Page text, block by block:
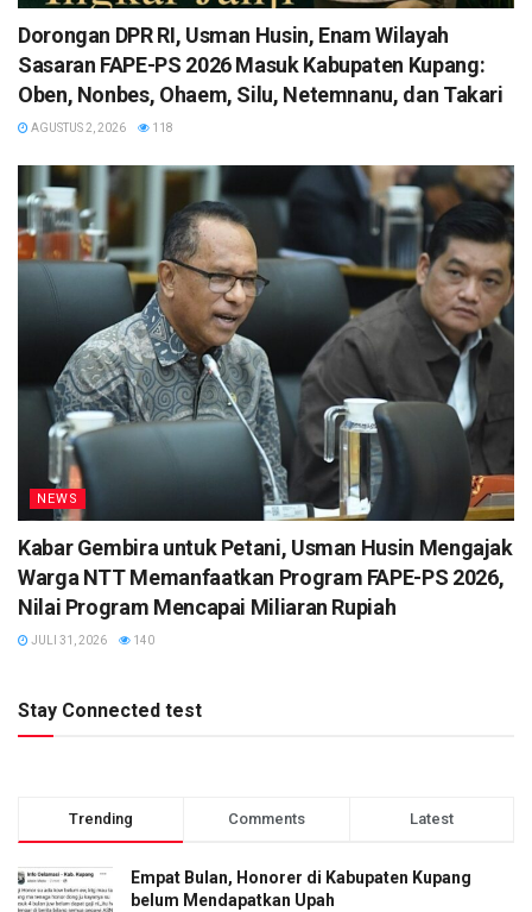
Dorongan DPR RI, Usman Husin, Enam Wilayah
Sasaran FAPE-PS 2026 Masuk Kabupaten Kupang:
Oben, Nonbes, Ohaem, Silu, Netemnanu, dan Takari
AGUSTUS 2, 2026 118
NEWS
Kabar Gembira untuk Petani, Usman Husin Mengajak
Warga NTT Memanfaatkan Program FAPE-PS 2026,
Nilai Program Mencapai Miliaran Rupiah
JULI 31, 2026 140
Stay Connected test
Trending Comments Latest
Empat Bulan, Honorer di Kabupaten Kupang
belum Mendapatkan Upah